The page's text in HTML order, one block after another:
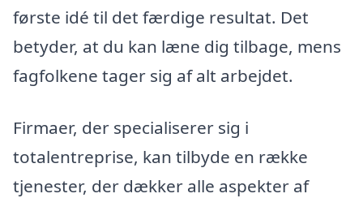
første idé til det færdige resultat. Det
betyder, at du kan læne dig tilbage, mens
fagfolkene tager sig af alt arbejdet.
Firmaer, der specialiserer sig i
totalentreprise, kan tilbyde en række
tjenester, der dækker alle aspekter af